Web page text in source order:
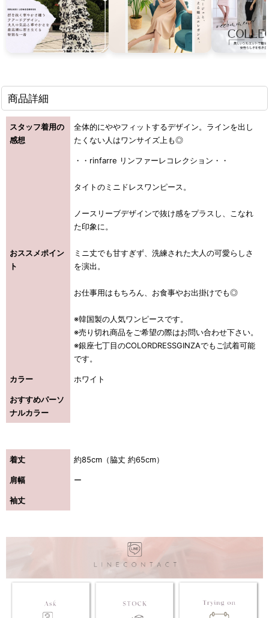
商品詳細
スタッフ着用の
感想
全体的にややフィットするデザイン。ラインを出し
たくない人はワンサイズ上も◎
おススメポイン
ト
・・rinfarre リンファーレコレクション・・
タイトのミニドレスワンピース。
ノースリーブデザインで抜け感をプラスし、こなれ
た印象に。
ミニ丈でも甘すぎず、洗練された大人の可愛らしさ
を演出。
お仕事用はもちろん、お食事やお出掛けでも◎
※韓国製の人気ワンピースです。
※売り切れ商品をご希望の際はお問い合わせ下さい。
※銀座七丁目のCOLORDRESSGINZAでもご試着可能
です。
カラー ホワイト
おすすめパーソ
ナルカラー
着丈 約85cm（脇丈 約65cm）
肩幅 ー
袖丈